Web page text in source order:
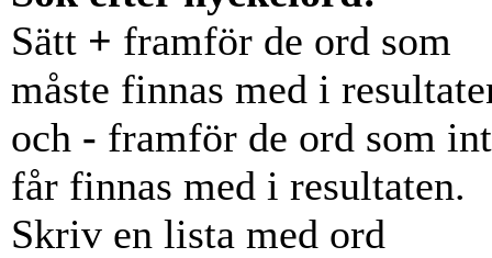
Sätt + framför de ord som
måste finnas med i
och - framför de ord som
får finnas med i resultaten.
Skriv en lista med ord